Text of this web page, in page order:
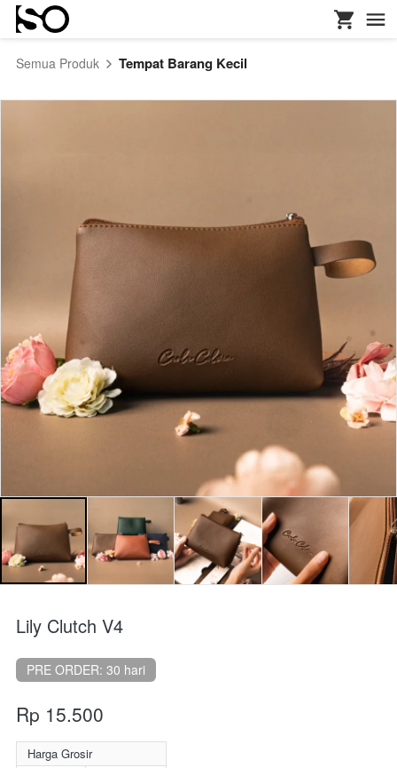
Semua Produk Tempat Barang Kecil
Lily Clutch V4
PRE ORDER: 30 hari
Rp 15.500
Harga Grosir